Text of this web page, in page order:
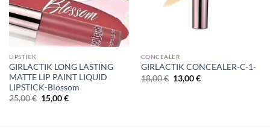
LIPSTICK
GIRLACTIK LONG LASTING
MATTE LIP PAINT LIQUID
LIPSTICK-Blossom
25,00€ Original
price
15,00€Η
CONCEALER
GIRLACTIK CONCEALER-C-1-
18,00€ Original
price
13,00€Η